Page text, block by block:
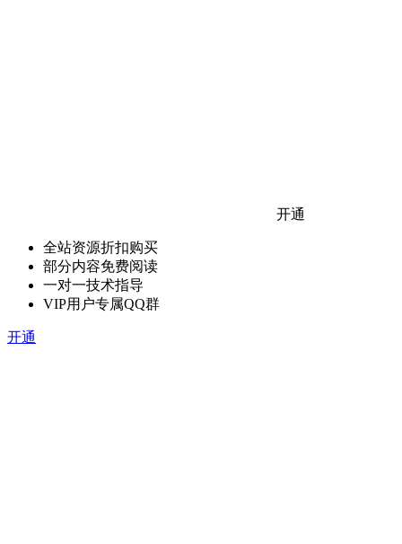
开通
全站资源折扣购买
部分内容免费阅读
一对一技术指导
VIP用户专属QQ群
开通